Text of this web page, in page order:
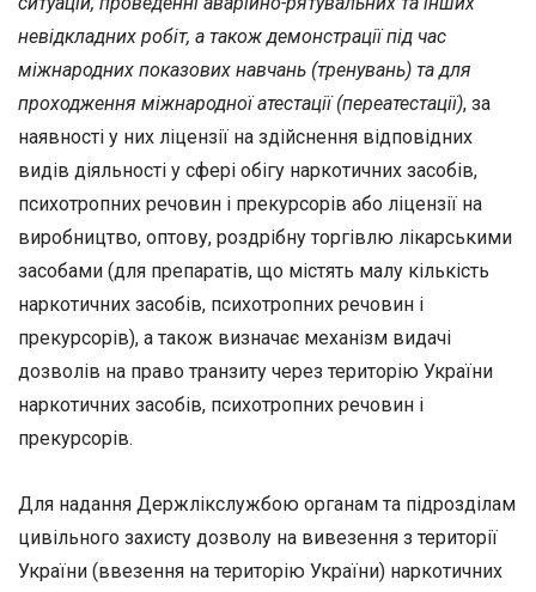
невідкладних робіт, а також демонстрації під час
міжнародних показових навчань (тренувань) та для
проходження міжнародної атестації (переатестації), за
наявності у них ліцензії на здійснення відповідних
видів діяльності у сфері обігу наркотичних засобів,
психотропних речовин і прекурсорів або ліцензії на
виробництво, оптову, роздрібну торгівлю лікарськими
засобами (для препаратів, що містять малу кількість
наркотичних засобів, психотропних речовин і
прекурсорів), а також визначає механізм видачі
дозволів на право транзиту через територію України
наркотичних засобів, психотропних речовин і
прекурсорів.
Для надання Держлікслужбою органам та підрозділам
цивільного захисту дозволу на вивезення з території
України (ввезення на територію України) наркотичних